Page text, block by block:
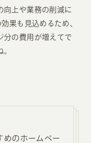
向上や業務の削減に
果も見込めるため、
分の費用が増えてで
めのホームペー